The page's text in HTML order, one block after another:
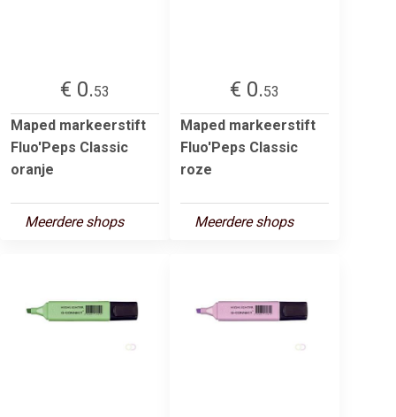
€ 0.53
Maped markeerstift
Fluo'Peps Classic
oranje
Meerdere shops
€ 0.53
Maped markeerstift
Fluo'Peps Classic
roze
Meerdere shops